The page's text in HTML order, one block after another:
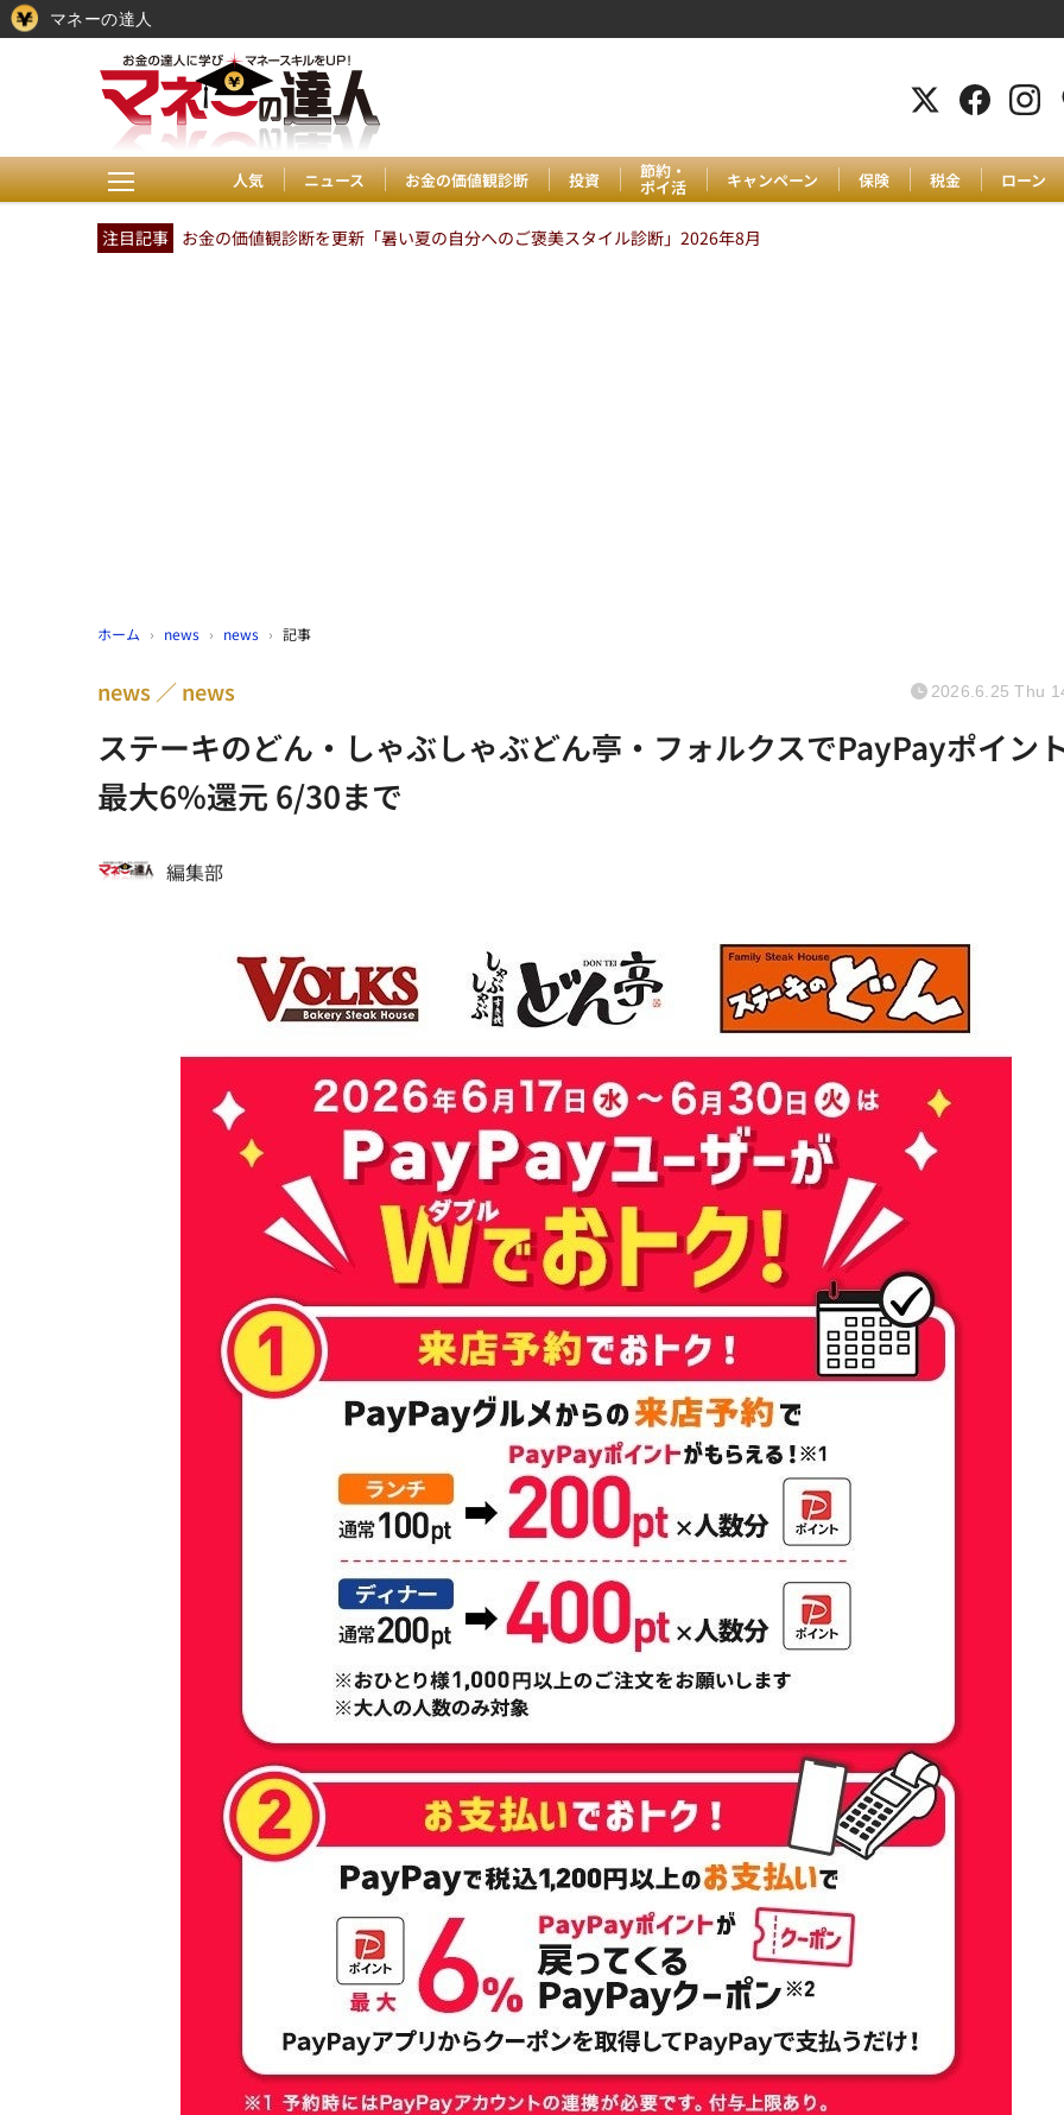
人気 ニュース お金の価値観診断 投資 節約・
ポイ活 キャンペーン 保険 税金 ローン
注目記事 お金の価値観診断を更新「暑い夏の自分へのご褒美スタイル診断」2026年8月
ホーム › news › news › 記事
ステーキのどん・しゃぶしゃぶどん亭・フォルクスでPayPayポイン
最大6%還元 6/30まで
news news 2026.6.25 Thu
編集部
マネーの達人